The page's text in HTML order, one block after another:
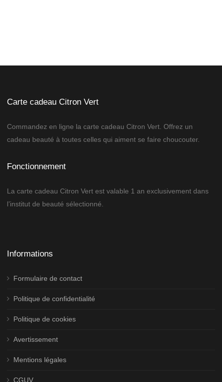
Carte cadeau Citron Vert
Commandez en ligne la carte cadeau Citron Vert. Offrez un
cadeau beauté à toutes celles qui aiment se faire choucouter.
Fonctionnement
La carte cadeau Citron Vert est valable 1 an exclusivement dans
l’institut de beauté sélectionné.
Informations
Formulaire de contact
Politique de confidentialité
Politique de cookies
Avertissement
Mentions légales
CGUV